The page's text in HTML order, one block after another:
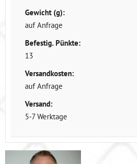
Gewicht (g):
auf Anfrage
Befestig. Pünkte:
13
Versandkosten:
auf Anfrage
Versand:
5-7 Werktage